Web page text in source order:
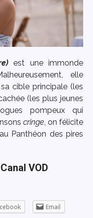
est une immonde
elle
cible principale (les
(les plus jeunes
pompeux qui
cringe , on félicite
Panthéon des pires
Canal VOD
Email